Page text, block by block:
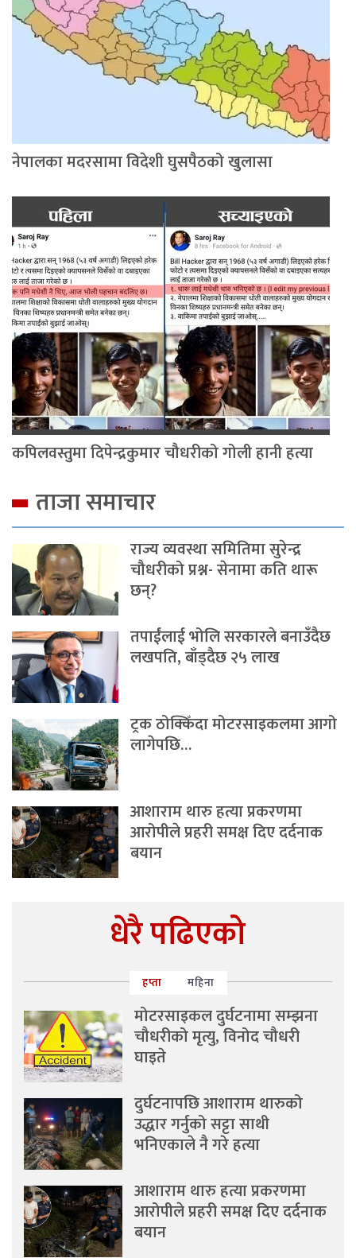
नेपालका मदरसामा विदेशी घुसपैठको खुलासा
कपिलवस्तुमा दिपेन्द्रकुमार चौधरीको गोली हानी हत्या
ताजा समाचार
राज्य व्यवस्था समितिमा सुरेन्द्र
चौधरीको प्रश्न- सेनामा कति थारू
छन्?
तपाईंलाई भोलि सरकारले बनाउँदैछ
लखपति, बाँड्दैछ २५ लाख
ट्रक ठोक्किँदा मोटरसाइकलमा आगो
लागेपछि…
आशाराम थारु हत्या प्रकरणमा
आरोपीले प्रहरी समक्ष दिए दर्दनाक
बयान
धेरै पढिएको
हप्ता महिना
मोटरसाइकल दुर्घटनामा सम्झना
चौधरीको मृत्यु, विनोद चौधरी
घाइते
दुर्घटनापछि आशाराम थारुको
उद्धार गर्नुको सट्टा साथी
भनिएकाले नै गरे हत्या
आशाराम थारु हत्या प्रकरणमा
आरोपीले प्रहरी समक्ष दिए दर्दनाक
बयान